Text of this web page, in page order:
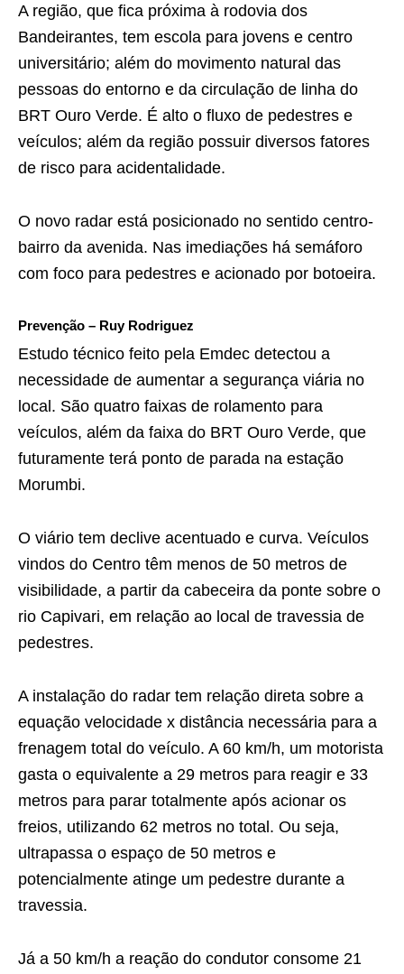
A região, que fica próxima à rodovia dos
Bandeirantes, tem escola para jovens e centro
universitário; além do movimento natural das
pessoas do entorno e da circulação de linha do
BRT Ouro Verde. É alto o fluxo de pedestres e
veículos; além da região possuir diversos fatores
de risco para acidentalidade.
O novo radar está posicionado no sentido centro-
bairro da avenida. Nas imediações há semáforo
com foco para pedestres e acionado por botoeira.
Prevenção – Ruy Rodriguez
Estudo técnico feito pela Emdec detectou a
necessidade de aumentar a segurança viária no
local. São quatro faixas de rolamento para
veículos, além da faixa do BRT Ouro Verde, que
futuramente terá ponto de parada na estação
Morumbi.
O viário tem declive acentuado e curva. Veículos
vindos do Centro têm menos de 50 metros de
visibilidade, a partir da cabeceira da ponte sobre o
rio Capivari, em relação ao local de travessia de
pedestres.
A instalação do radar tem relação direta sobre a
equação velocidade x distância necessária para a
frenagem total do veículo. A 60 km/h, um motorista
gasta o equivalente a 29 metros para reagir e 33
metros para parar totalmente após acionar os
freios, utilizando 62 metros no total. Ou seja,
ultrapassa o espaço de 50 metros e
potencialmente atinge um pedestre durante a
travessia.
Já a 50 km/h a reação do condutor consome 21